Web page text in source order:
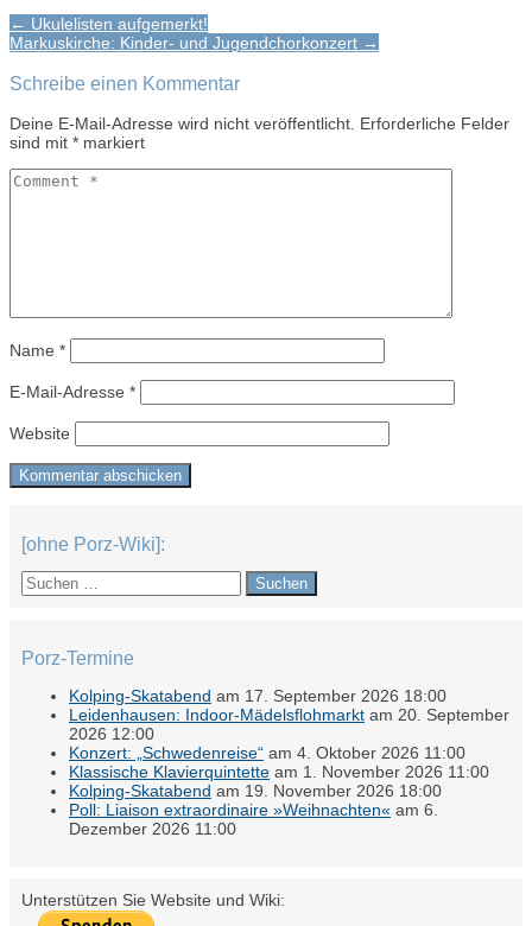
Post
navigation
← Ukulelisten aufgemerkt!
Markuskirche: Kinder- und Jugendchorkonzert →
Schreibe einen Kommentar
Deine E-Mail-Adresse wird nicht veröffentlicht. Erforderliche Felder
sind mit * markiert
Name *
E-Mail-Adresse *
Website
[ohne Porz-Wiki]:
Suchen
nach:
Porz-Termine
Kolping-Skatabend am 17. September 2026 18:00
Leidenhausen: Indoor-Mädelsflohmarkt am 20. September
2026 12:00
Konzert: „Schwedenreise“ am 4. Oktober 2026 11:00
Klassische Klavierquintette am 1. November 2026 11:00
Kolping-Skatabend am 19. November 2026 18:00
Poll: Liaison extraordinaire »Weihnachten« am 6.
Dezember 2026 11:00
Unterstützen Sie Website und Wiki: